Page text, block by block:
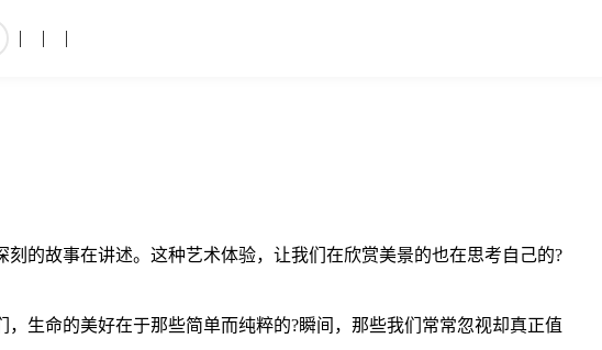
的故事在讲述。这种艺术体验，让我们在欣赏美景的也在思考自己的?
生命的美好在于那些简单而纯粹的?瞬间，那些我们常常忽视却真正值